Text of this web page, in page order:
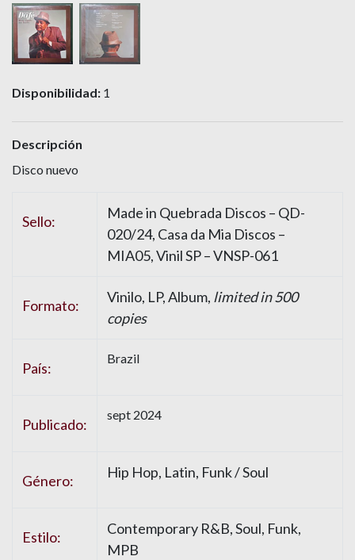
Disponibilidad: 1
Descripción
Disco nuevo
Sello:
Made in Quebrada Discos – QD-
020/24, Casa da Mia Discos –
MIA05, Vinil SP – VNSP-061
Formato: Vinilo, LP, Album, limited in 500
copies
País:
Brazil
Publicado:
sept 2024
Género: Hip Hop, Latin, Funk / Soul
Estilo:
Contemporary R&B, Soul, Funk,
MPB